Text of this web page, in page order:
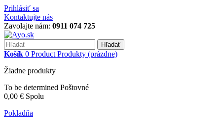
Prihlásiť sa
Kontaktujte nás
Zavolajte nám: 0911 074 725
Hľadať
Košík 0 Product Produkty (prázdne)
Žiadne produkty
To be determined Poštovné
0,00 € Spolu
Pokladňa